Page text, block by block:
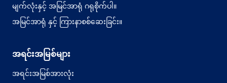
မျက်လုံးနှင့် အမြင်အာရုံ ဂရုစိုက်ပါ။
အမြင်အာရုံ နှင့် ကြားနာစစ်ဆေးခြင်း။
အရင်းအမြစ်များ
အရင်းအမြစ်အားလုံး